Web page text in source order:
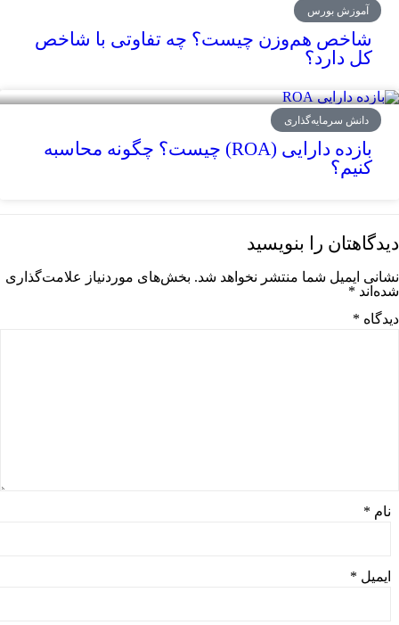
آموزش بورس
شاخص هم‌وزن چیست؟ چه تفاوتی با شاخص
کل دارد؟
دانش سرمایه‌گذاری
بازده دارایی (ROA) چیست؟ چگونه محاسبه
کنیم؟
دیدگاهتان را بنویسید
نشانی ایمیل شما منتشر نخواهد شد. بخش‌های موردنیاز علامت‌گذاری
شده‌اند *
دیدگاه *
نام *
ایمیل *